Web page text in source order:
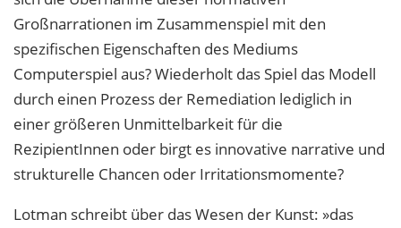
Großnarrationen im Zusammenspiel mit den
spezifischen Eigenschaften des Mediums
Computerspiel aus? Wiederholt das Spiel das Modell
durch einen Prozess der Remediation lediglich in
einer größeren Unmittelbarkeit für die
RezipientInnen oder birgt es innovative narrative und
strukturelle Chancen oder Irritationsmomente?
Lotman schreibt über das Wesen der Kunst: »das